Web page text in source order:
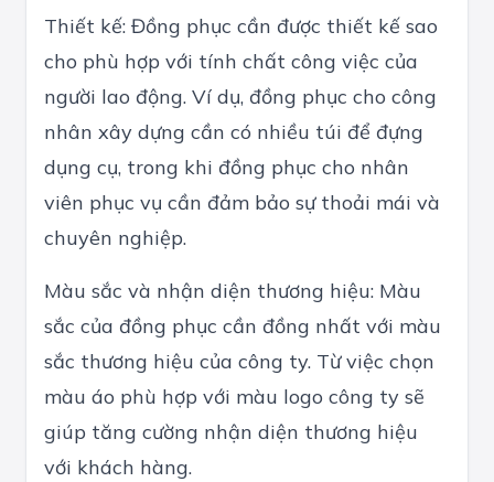
Thiết kế: Đồng phục cần được thiết kế sao
cho phù hợp với tính chất công việc của
người lao động. Ví dụ, đồng phục cho công
nhân xây dựng cần có nhiều túi để đựng
dụng cụ, trong khi đồng phục cho nhân
viên phục vụ cần đảm bảo sự thoải mái và
chuyên nghiệp.
Màu sắc và nhận diện thương hiệu: Màu
sắc của đồng phục cần đồng nhất với màu
sắc thương hiệu của công ty. Từ việc chọn
màu áo phù hợp với màu logo công ty sẽ
giúp tăng cường nhận diện thương hiệu
với khách hàng.